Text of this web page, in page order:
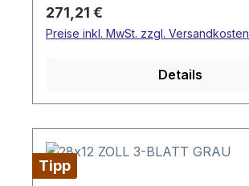
Regulärer Preis:
271,21 €
Preise inkl. MwSt. zzgl. Versandkosten
Details
Tipp